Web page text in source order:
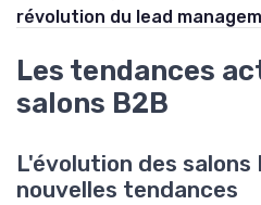
révolution du lead
Les tendances
salons B2B
L'évolution des salons
nouvelles tendances